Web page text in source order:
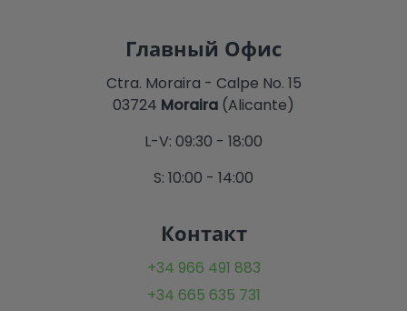
Главный Офис
Ctra. Moraira - Calpe No. 15
03724 Moraira (Alicante)
L-V: 09:30 - 18:00
S: 10:00 - 14:00
Контакт
+34 966 491 883
+34 665 635 731